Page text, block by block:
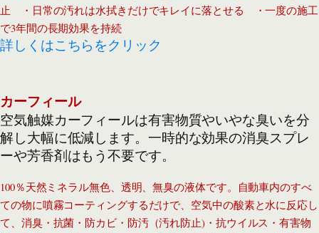
止 ・日常の汚れは水拭きだけでキレイに落とせる ・一度の施工
で3年間の長期効果を持続
詳しくはこちらをクリック
カーフィール
空気触媒カーフィールは有害物質やいやな臭いを分
解し大幅に低減します。一時的な効果の消臭スプレ
ーや芳香剤はもう不要です。
100％天然ミネラル無色、透明、無臭の液体です。自動車内のすべ
ての物に噴霧コーティングするだけで、空気中の酸素と水に反応し
て、消臭・抗菌・防カビ・防汚（汚れ防止)・抗ウイルス・有害物